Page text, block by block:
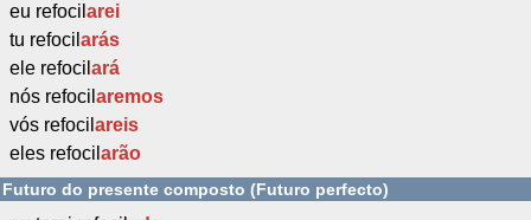
eu refocil arei
tu refocil arás
ele refocil ará
nós refocil aremos
vós refocil areis
eles refocil arão
Futuro do presente composto (Futuro perfecto)